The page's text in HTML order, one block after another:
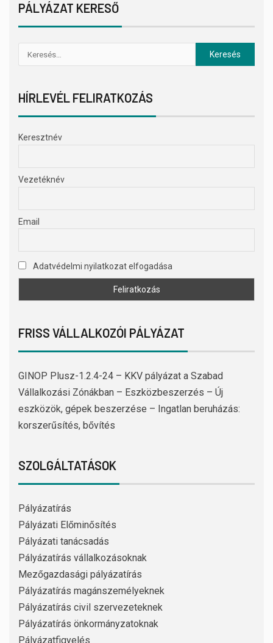
PÁLYÁZAT KERESŐ
HÍRLEVÉL FELIRATKOZÁS
Keresztnév
Vezetéknév
Email
Adatvédelmi nyilatkozat elfogadása
FRISS VÁLLALKOZÓI PÁLYÁZAT
GINOP Plusz-1.2.4-24 – KKV pályázat a Szabad
Vállalkozási Zónákban – Eszközbeszerzés – Új
eszközök, gépek beszerzése – Ingatlan beruházás:
korszerűsítés, bővítés
SZOLGÁLTATÁSOK
Pályázatírás
Pályázati Előminősítés
Pályázati tanácsadás
Pályázatírás vállalkozásoknak
Mezőgazdasági pályázatírás
Pályázatírás magánszemélyeknek
Pályázatírás civil szervezeteknek
Pályázatírás önkormányzatoknak
Pályázatfigyelés